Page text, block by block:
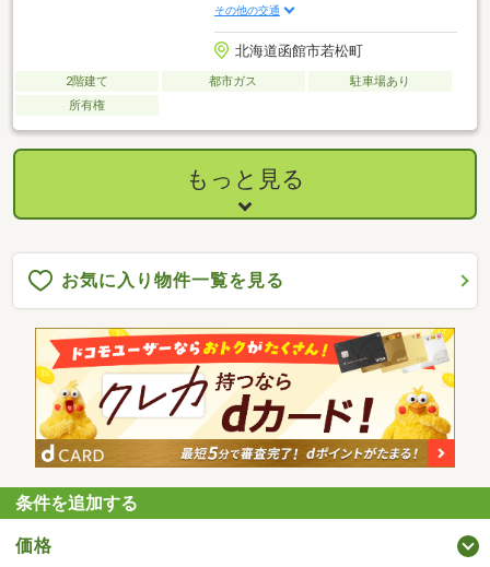
その他の交通
北海道函館市若松町
2階建て 都市ガス
駐車場あり
所有権
もっと見る
お気に入り物件一覧を見る
条件を追加する
価格